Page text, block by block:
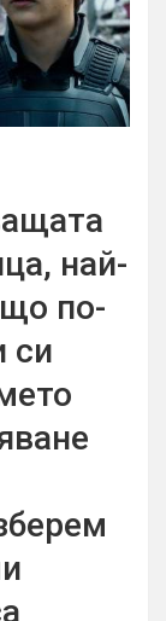
най-
по-
си